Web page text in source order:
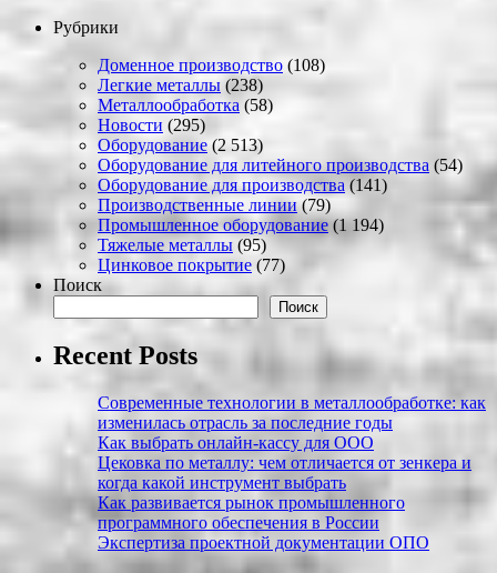
Рубрики
Доменное производство (108)
Легкие металлы (238)
Металлообработка (58)
Новости (295)
Оборудование (2 513)
Оборудование для литейного производства (54)
Оборудование для производства (141)
Производственные линии(79)
Промышленное оборудование (1 194)
Тяжелые металлы (95)
Цинковое покрытие (77)
Поиск
Поиск
Recent Posts
Современные технологии в металлообработке: как
изменилась отрасль за последние годы
Как выбрать онлайн-кассу для ООО
Цековка по металлу: чем отличается от зенкера и
когда какой инструмент выбрать
Как развивается рынок промышленного
программного обеспечения в России
Экспертиза проектной документации ОПО